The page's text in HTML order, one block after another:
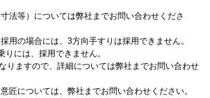
法等）については弊社までお問い合わせくださ
用の場合には、3方向手すりは採用できません。
りには、採用できません。
りますので、詳細については弊社までお問い合わせ
匠については、弊社までお問い合わせください。